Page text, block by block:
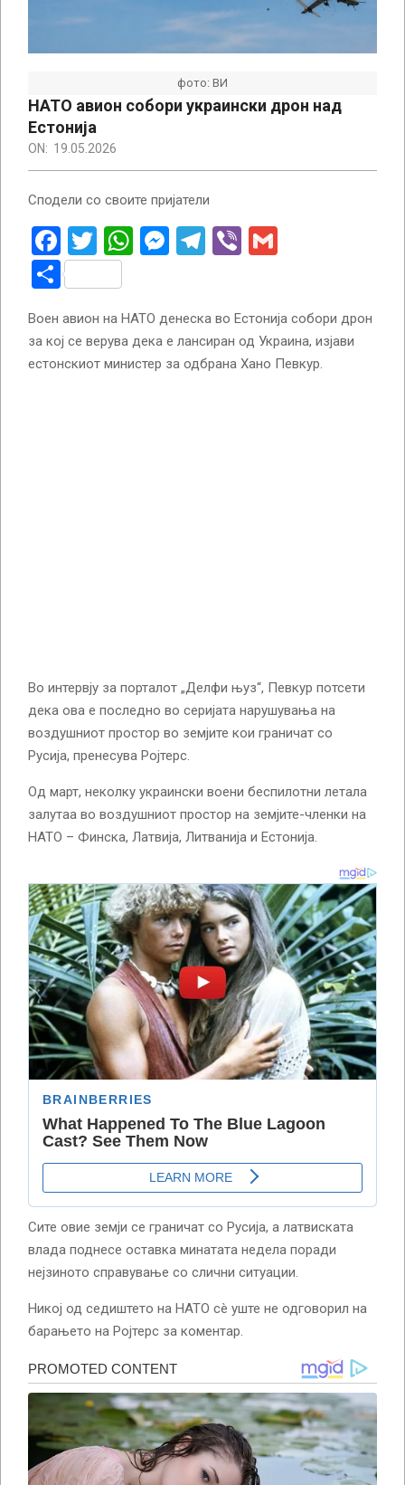
фото: ВИ
НАТО авион собори украински дрон над
Естонија
ON: 19.05.2026
Сподели со своите пријатели
Facebook
Twitter
WhatsApp
Messenger
Telegram
Viber
Share
Воен авион на НАТО денеска во Естонија собори дрон
за кој се верува дека е лансиран од Украина, изјави
естонскиот министер за одбрана Хано Певкур.
Во интервју за порталот „Делфи њуз“, Певкур потсети
дека ова е последно во серијата нарушувања на
воздушниот простор во земјите кои граничат со
Русија, пренесува Ројтерс.
Од март, неколку украински воени беспилотни летала
залутаа во воздушниот простор на земјите-членки на
НАТО – Финска, Латвија, Литванија и Естонија.
Сите овие земји се граничат со Русија, а латвиската
влада поднесе оставка минатата недела поради
нејзиното справување со слични ситуации.
Никој од седиштето на НАТО сè уште не одговорил на
барањето на Ројтерс за коментар.